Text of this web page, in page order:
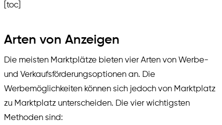
[toc]
Arten von Anzeigen
Die meisten Marktplätze bieten vier Arten von Werbe-
und Verkaufsförderungsoptionen an. Die
Werbemöglichkeiten können sich jedoch von Marktplatz
zu Marktplatz unterscheiden. Die vier wichtigsten
Methoden sind: